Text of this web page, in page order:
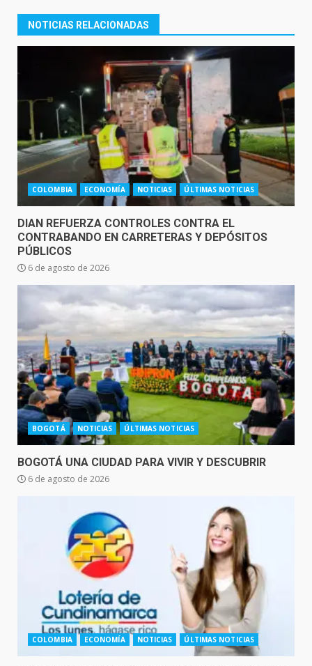
NOTICIAS RELACIONADAS
COLOMBIA ECONOMÍA NOTICIAS ÚLTIMAS NOTICIAS
DIAN REFUERZA CONTROLES CONTRA EL
CONTRABANDO EN CARRETERAS Y DEPÓSITOS
PÚBLICOS
6 de agosto de 2026
BOGOTÁ NOTICIAS ÚLTIMAS NOTICIAS
BOGOTÁ UNA CIUDAD PARA VIVIR Y DESCUBRIR
6 de agosto de 2026
COLOMBIA ECONOMÍA NOTICIAS ÚLTIMAS NOTICIAS